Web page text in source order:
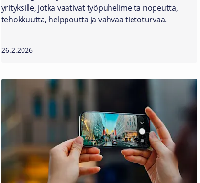
yrityksille, jotka vaativat työpuhelimelta nopeutta,
tehokkuutta, helppoutta ja vahvaa tietoturvaa.
26.2.2026